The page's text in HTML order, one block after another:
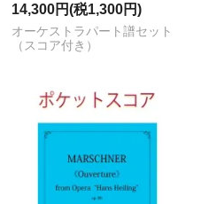
14,300円(税1,300円)
オーケストラパート譜セット
（スコア付き）